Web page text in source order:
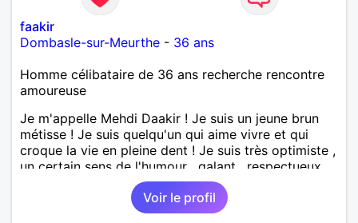
faakir
Dombasle-sur-Meurthe - 36 ans
Homme célibataire de 36 ans recherche rencontre
amoureuse
Je m'appelle Mehdi Daakir ! Je suis un jeune brun
métisse ! Je suis quelqu'un qui aime vivre et qui
croque la vie en pleine dent ! Je suis très optimiste ,
un certain sens de l'humour , galant , respectueux
mais parfois un peu maladroit et timide ! Je
recherche de nouvelles rencontres et plus si
affinités ! Qui ne tente rien n'a rien !
Voir le profil